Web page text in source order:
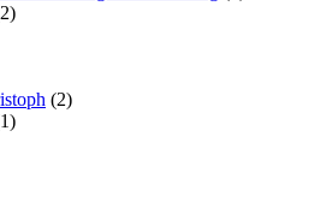
(2)